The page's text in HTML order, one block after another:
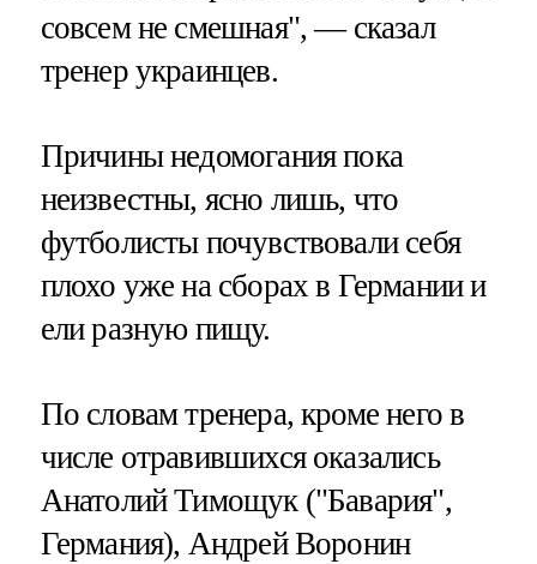
совсем не смешная", — сказал
тренер украинцев.
Причины недомогания пока
неизвестны, ясно лишь, что
футболисты почувствовали себя
плохо уже на сборах в Германии и
ели разную пищу.
По словам тренера, кроме него в
числе отравившихся оказались
Анатолий Тимощук ("Бавария",
Германия), Андрей Воронин